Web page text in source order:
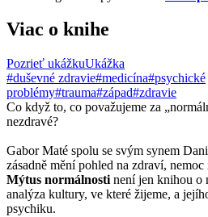
Viac o knihe
Pozrieť ukážkuUkážka
#duševné zdravie#medicína#psychické
problémy#trauma#západ#zdravie
Co když to, co považujeme za
nezdravé?
Gabor Maté spolu se svým synem
zásadně mění pohled na zdraví,
Mýtus normálnosti není jen knihou o
analýza kultury, ve které žijeme, a
psychiku.